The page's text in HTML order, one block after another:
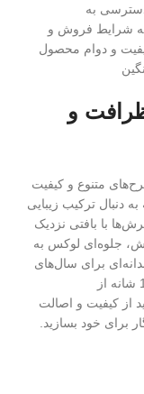
دسترسی به
شرایط فروش و
و دوام محصول
ظرافت و
بالا، طرح‌های متنوع و کیفیت
دنبال ترکیب زیبایی
با بافتی نزدیک
جلوه‌ای لوکس به
برای سال‌های
آینده محسوب می‌شوند. با انتخاب فرش 1200 شانه از
از کیفیت و اصالت
برای خود بسازید.